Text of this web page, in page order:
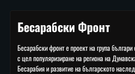
Бесарабски Фронт
Бесарабски фронт е проект на група българи
с цел популяризиране на региона на
Бесарабия и развитие на българското